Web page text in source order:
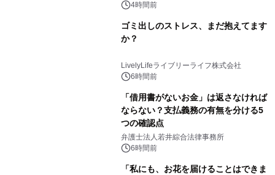
4時間前
ゴミ出しのストレス、まだ抱えてます
か？
LivelyLifeライブリーライフ株式会社
6時間前
「借用書がないお金」は返さなければ
ならない？支払義務の有無を分ける5
つの確認点
弁護士法人若井綜合法律事務所
6時間前
「私にも、お花を届けることはできま